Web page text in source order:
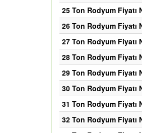
25 Ton Rodyum Fiyatı
26 Ton Rodyum Fiyatı
27 Ton Rodyum Fiyatı
28 Ton Rodyum Fiyatı
29 Ton Rodyum Fiyatı
30 Ton Rodyum Fiyatı
31 Ton Rodyum Fiyatı
32 Ton Rodyum Fiyatı